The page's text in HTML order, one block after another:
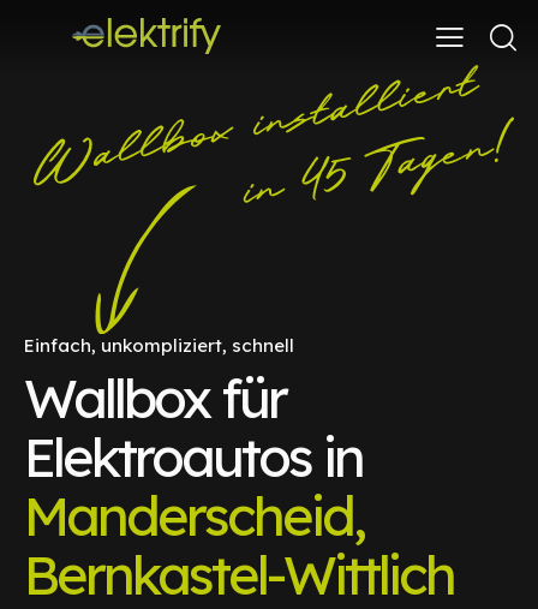
Einfach, unkompliziert, schnell
Wallbox für
Elektroautos in
Manderscheid,
Bernkastel-Wittlich